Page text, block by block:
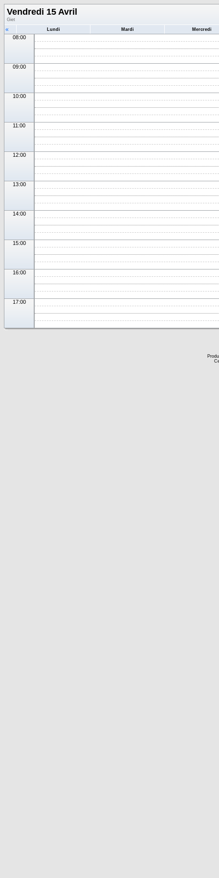
Vendredi 15 Avril
Giet
« Lundi Mardi Mercredi
08:00
09:00
10:00
11:00
12:00
13:00
14:00
15:00
16:00
17:00